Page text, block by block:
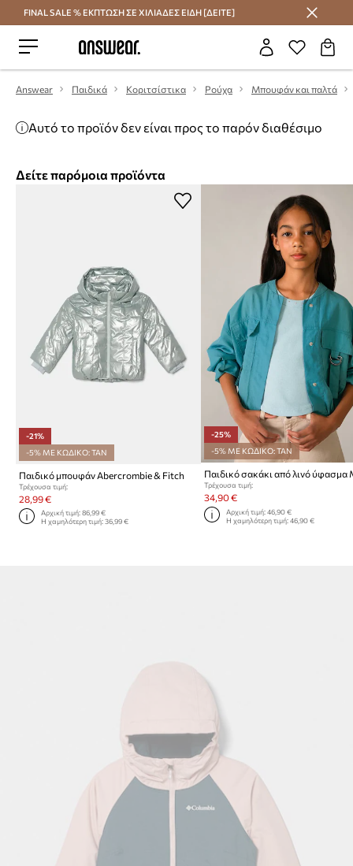
Εξοικονομήστε με το Answear Club
FINAL SALE % ΕΚΠΤΩΣΗ ΣΕ ΧΙΛΙΑΔΕΣ ΕΙΔΗ [ΔΕΙΤΕ]
Answear Παιδικά Κοριτσίστικα Ρούχα Μπουφάν και παλτά
Αυτό το προϊόν δεν είναι προς το παρόν διαθέσιμο
Δείτε παρόμοια προϊόντα
-21%
-5% ΜΕ ΚΩΔΙΚΟ: TAN
Παιδικό μπουφάν Abercrombie & Fitch
Τρέχουσα τιμή:
28,99 €
Αρχική τιμή:86,99 €
Η χαμηλότερη τιμή:36,99 €
-25%
-5% ΜΕ ΚΩΔΙΚΟ: TAN
Τρέχουσα τιμή:
34,90 €
Αρχική τιμή: 46,90 €
Η χαμηλότερη τιμή: 46,90 €